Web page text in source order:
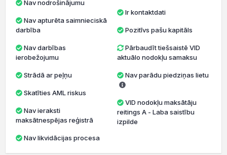
Nav nodrošinājumu
darbība
ierobežojumu
Strādā ar peļņu
Skatīties AML riskus
maksātnespējas reģistrā
Nav likvidācijas procesa
Ir kontaktdati
Pozitīvs pašu kapitāls
Pārbaudīt tiešsaistē VID
aktuālo nodokļu samaksu
Nav parādu piedziņas lietu
VID nodokļu maksātāju
reitings A - Laba saistību
izpilde